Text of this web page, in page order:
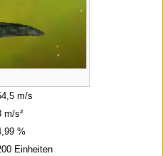
m/s
m/s²
%
Einheiten